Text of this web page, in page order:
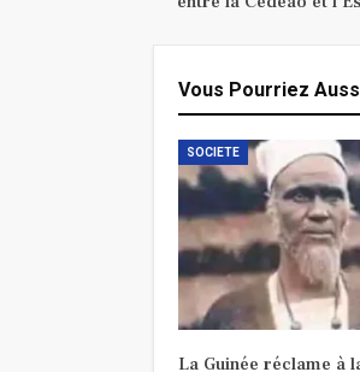
Vous Pourriez
SOCIETE
La Guinée réclame à